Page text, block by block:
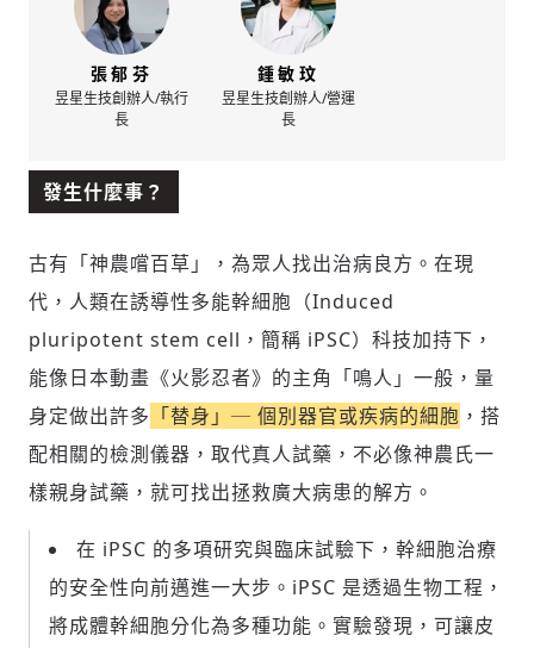
張郁芬
昱星生技創辦人/執行
長
鍾敏玟
昱星生技創辦人/營運
長
發生什麼事？
古有「神農嚐百草」，為眾人找出治病良方。在現
代，人類在誘導性多能幹細胞（Induced
pluripotent stem cell，簡稱 iPSC）科技加持下，
能像日本動畫《火影忍者》的主角「鳴人」一般，量
身定做出許多 「替身」─ 個別器官或疾病的細胞 ，搭
配相關的檢測儀器，取代真人試藥，不必像神農氏一
樣親身試藥，就可找出拯救廣大病患的解方。
在 iPSC 的多項研究與臨床試驗下，幹細胞治療
的安全性向前邁進一大步。iPSC 是透過生物工程，
將成體幹細胞分化為多種功能。實驗發現，可讓皮